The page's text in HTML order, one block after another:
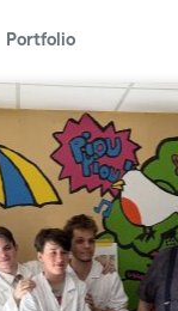
Portfolio